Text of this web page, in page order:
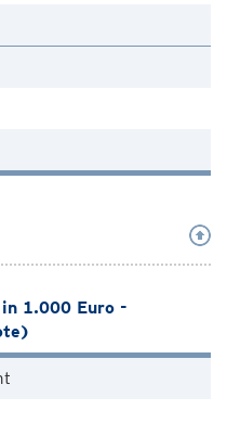
1.000 Euro -